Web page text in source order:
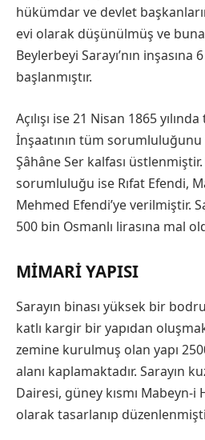
hükümdar ve devlet
evi olarak düşünülmüş ve
Beylerbeyi Sarayı’nın inşasına
başlanmıştır.
Açılışı ise 21 Nisan 1865
İnşaatının tüm sorumluluğunu
Şâhâne Ser kalfası
sorumluluğu ise Rıfat Efendi,
Mehmed Efendi’ye verilmiştir.
500 bin Osmanlı lirasına mal
MIMARI YAPISI
Sarayın binası yüksek bir
katlı kargir bir yapıdan
zemine kurulmuş olan yapı
alanı kaplamaktadır. Sarayın
Dairesi, güney kısmı Mabeyn-
olarak tasarlanıp